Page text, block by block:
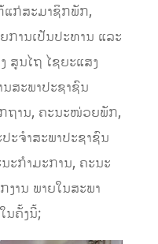
ແກ່ສະມາຊິກພັກ,
ການເປັນປະທານ ແລະ
ສູນໄຖ ໄຊຍະແສງ
ສະພາປະຊາຊົນ
ຖານ, ຄະນະໜ່ວຍພັກ,
ະຈໍາສະພາປະຊາຊົນ
ະກໍາມະການ, ຄະນະ
ານ ພາຍໃນສະພາ
ນຄັ້ງນີ້;